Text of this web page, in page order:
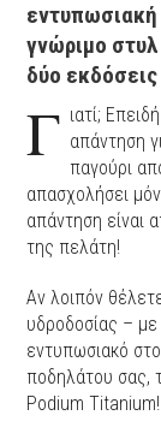
εντυπωσιακή
γνώριμο
δύο
Γ ιατί;
απάντηση
παγούρι
απασχολήσει
απάντηση είναι
της πελάτη!
Αν λοιπόν
υδροδοσίας – με
εντυπωσιακό
ποδηλάτου σας,
Podium Titanium!